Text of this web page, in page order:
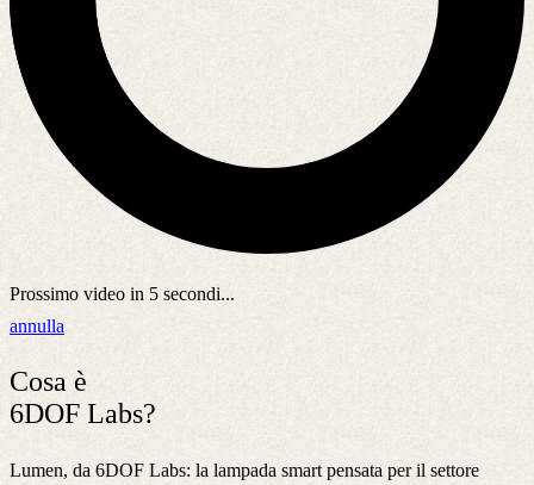
Prossimo video in 5 secondi...
annulla
Cosa è
6DOF Labs?
Lumen, da 6DOF Labs: la lampada smart pensata per il settore